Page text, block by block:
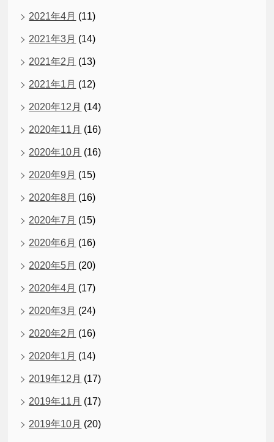
2021年4月 (11)
2021年3月 (14)
2021年2月 (13)
2021年1月 (12)
2020年12月 (14)
2020年11月 (16)
2020年10月 (16)
2020年9月 (15)
2020年8月 (16)
2020年7月 (15)
2020年6月 (16)
2020年5月 (20)
2020年4月 (17)
2020年3月 (24)
2020年2月 (16)
2020年1月 (14)
2019年12月 (17)
2019年11月 (17)
2019年10月 (20)